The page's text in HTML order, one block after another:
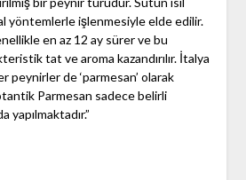
yöntemlerle işlenmesiyle elde edilir.
en az 12 ay sürer ve bu
tat ve aroma kazandırılır. İtalya
peynirler de ‘parmesan’ olarak
Parmesan sadece belirli